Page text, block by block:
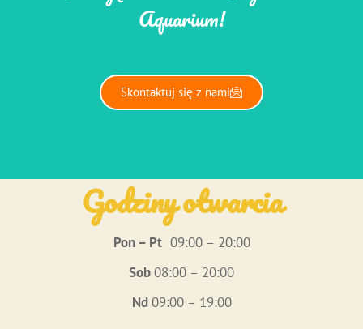
Aquarium!
Skontaktuj się z nami
Godziny otwarcia
Pon – Pt09:00 – 20:00
Sob08:00 – 20:00
Nd09:00 – 19:00